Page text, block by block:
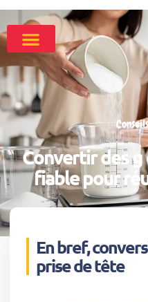
Convertir des g
fiable pour
En bref,
prise de tête